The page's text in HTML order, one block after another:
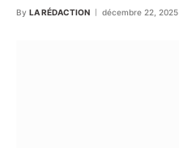
By LA RÉDACTION décembre 22, 2025